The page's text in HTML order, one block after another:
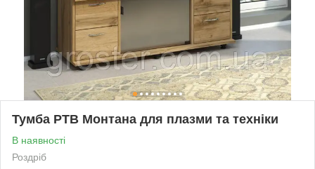
Тумба PTB Монтана для плазми та техніки
В наявності
Роздріб